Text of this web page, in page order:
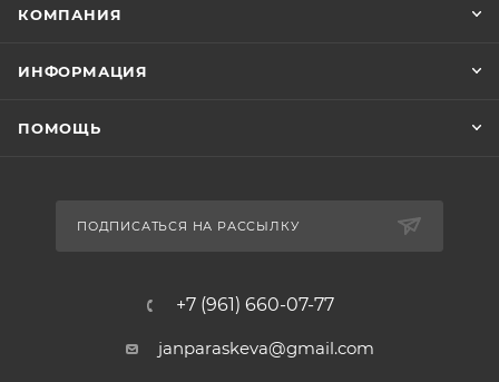
КОМПАНИЯ
ИНФОРМАЦИЯ
ПОМОЩЬ
ПОДПИСАТЬСЯ НА РАССЫЛКУ
+7 (961) 660-07-77
janparaskeva@gmail.com